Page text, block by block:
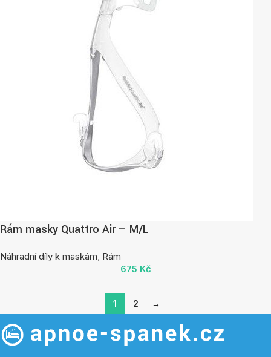
Rám masky Quattro Air – M/L
Náhradní díly k maskám, Rám
675 Kč
1 2 →